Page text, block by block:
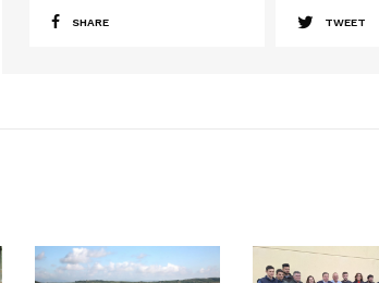
SHARE TWEET